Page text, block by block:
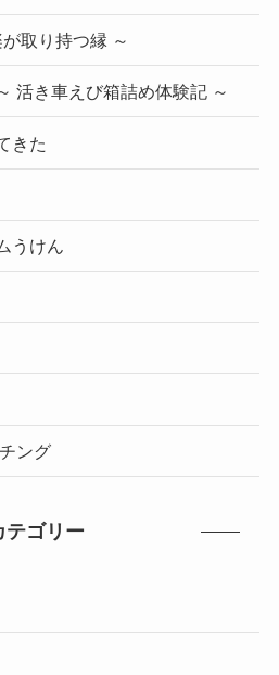
取り持つ縁 ～
活き車えび箱詰め体験記 ～
きた
うけん
ング
テゴリー